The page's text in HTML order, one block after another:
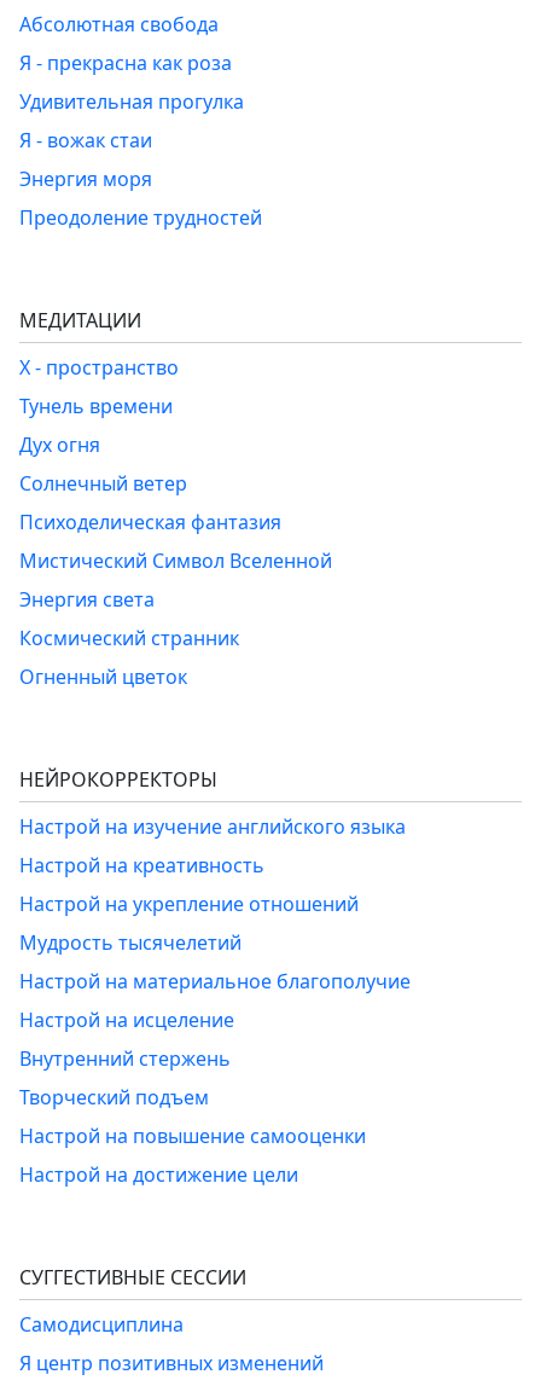
Абсолютная свобода
Я - прекрасна как роза
Удивительная прогулка
Я - вожак стаи
Энергия моря
Преодоление трудностей
МЕДИТАЦИИ
Х - пространство
Тунель времени
Дух огня
Солнечный ветер
Психоделическая фантазия
Мистический Символ Вселенной
Энергия света
Космический странник
Огненный цветок
НЕЙРОКОРРЕКТОРЫ
Настрой на изучение английского языка
Настрой на креативность
Настрой на укрепление отношений
Мудрость тысячелетий
Настрой на материальное благополучие
Настрой на исцеление
Внутренний стержень
Творческий подъем
Настрой на повышение самооценки
Настрой на достижение цели
СУГГЕСТИВНЫЕ СЕССИИ
Самодисциплина
Я центр позитивных изменений